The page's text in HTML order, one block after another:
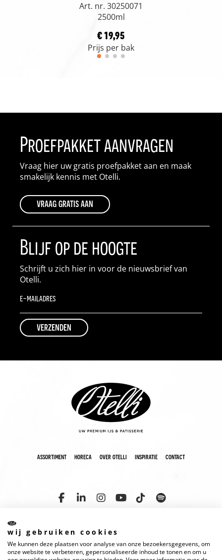
Art. nr. 30250071
2500ml
€ 19,95
Prijs per bak
Proefpakket aanvragen
Vraag hier uw gratis proefpakket aan en maak
smakelijk kennis met Otelli.
vraag gratis aan
Blijf op de hoogte
Schrijft u zich hier in voor de nieuwsbrief van
Otelli.
assortiment horeca over otelli inspiratie contact
copyright 2025 otelli disclaimer cookies privacyverklaring
wij gebruiken cookies
We kunnen deze plaatsen voor analyse van onze bezoekersgegevens, om
onze website te verbeteren, gepersonaliseerde inhoud te tonen en om u